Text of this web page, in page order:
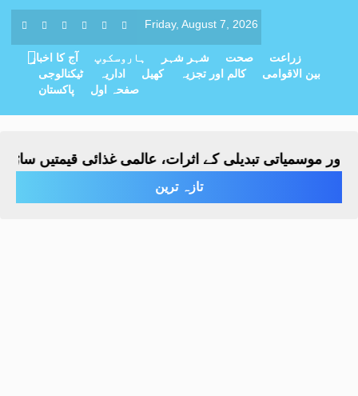
Friday, August 7, 2026
آج کا اخبار ہاروسکوپ شہر شہر صحت
زراعت
ٹیکنالوجی
اداریہ کھیل کالم اور تجزیہ
بین الاقوامی
پاکستان
صفحہ اول
موسمیاتی تبدیلی کے اثرات، عالمی غذائی قیمتیں ساڑھے
تازہ ترین